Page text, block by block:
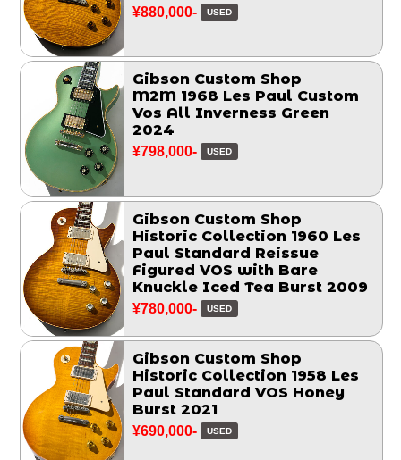
¥880,000- USED
Gibson Custom Shop
M2M 1968 Les Paul Custom
Vos All Inverness Green
2024
¥798,000- USED
Gibson Custom Shop
Historic Collection 1960 Les
Paul Standard Reissue
Figured VOS with Bare
Knuckle Iced Tea Burst 2009
¥780,000- USED
Gibson Custom Shop
Historic Collection 1958 Les
Paul Standard VOS Honey
Burst 2021
¥690,000- USED